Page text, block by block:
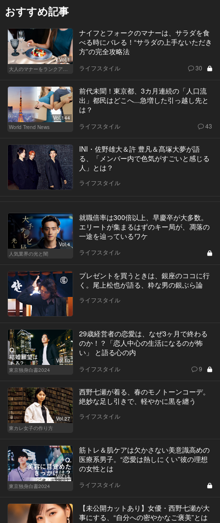
おすすめ記事
Vol.1
大人のマナーをランクアップせよ
ナイフとフォークのマナーは、サラダを食
べる時にバレる！“サラダの上手ないただき
方”の完全攻略法
ライフスタイル 30
Vol.144
World Trend News
前代未聞！東京都、3カ月連続の「人口流
出」都民はどこへ...急増した引っ越し先と
は？
ライフスタイル 43
INI・佐野雄大＆許 豊凡＆髙塚大夢が語
る、「メンバー内で色気がすごいと感じる
人」とは？
ライフスタイル
Vol.4
人気業界の光と闇
就職倍率は300倍以上、早慶卒が大多数。
エリートが集まるはずのキー局が、凋落の
一途を辿っているワケ
ライフスタイル
プレゼントを買うときは、銀座のココに行
く。尾上松也が語る、粋な男の銀ぶら論
ライフスタイル
Vol.10
東京独身白書2024
29歳経営者の恋愛は、なぜ3ヶ月で終わる
のか！？「恋人中心の生活になるのが怖
い」 と語る心の内
ライフスタイル 9
Vol.27
東カレ女子の作り方
西野七瀬が着る、春のモノトーンコーデ。
絶妙な足し引きで、軽やかに黒を纏う
ライフスタイル
Vol.14
東京独身白書2024
筋トレ＆肌ケアは欠かさない美意識高めの
医療系男子。“恋愛は熱しにくい”彼の理想
の女性とは
ライフスタイル
【未公開カットあり】女優・西野七瀬が大
事にする、“自分への密やかなご褒美”とは